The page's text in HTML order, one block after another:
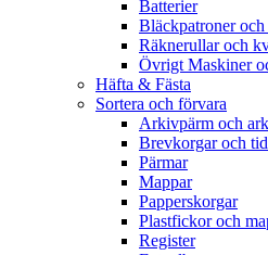
Batterier
Bläckpatroner och
Räknerullar och
Övrigt Maskiner
Häfta & Fästa
Sortera och förvara
Arkivpärm och
Brevkorgar och
Pärmar
Mappar
Papperskorgar
Plastfickor och
Register